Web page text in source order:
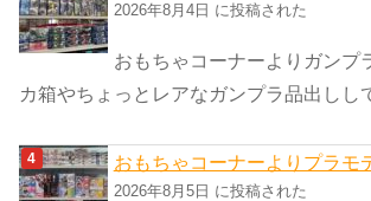
2026年8月4日 に投稿された
おもちゃコーナーよりガンプ
カ箱やちょっとレアなガンプラ品出しし
おもちゃコーナーよりプラモ
2026年8月5日 に投稿された